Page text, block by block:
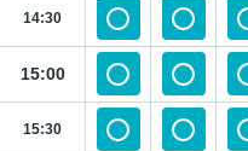
14:30
15:00
15:30